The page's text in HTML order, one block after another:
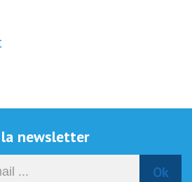
newsletter